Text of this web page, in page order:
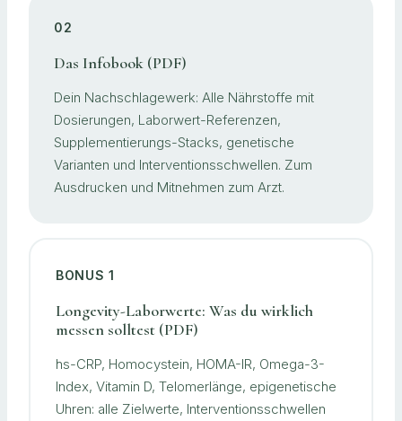
02
Das Infobook (PDF)
Dein Nachschlagewerk: Alle Nährstoffe mit
Dosierungen, Laborwert-Referenzen,
Supplementierungs-Stacks, genetische
Varianten und Interventionsschwellen. Zum
Ausdrucken und Mitnehmen zum Arzt.
BONUS 1
Longevity-Laborwerte: Was du wirklich
messen solltest (PDF)
hs-CRP, Homocystein, HOMA-IR, Omega-3-
Index, Vitamin D, Telomerlänge, epigenetische
Uhren: alle Zielwerte, Interventionsschwellen